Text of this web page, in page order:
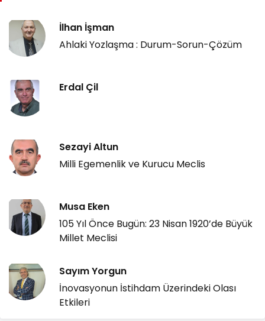
İlhan İşman
Ahlaki Yozlaşma : Durum-Sorun-Çözüm
Erdal Çil
Sezayi Altun
Milli Egemenlik ve Kurucu Meclis
Musa Eken
105 Yıl Önce Bugün: 23 Nisan 1920’de Büyük
Millet Meclisi
Sayım Yorgun
İnovasyonun İstihdam Üzerindeki Olası
Etkileri